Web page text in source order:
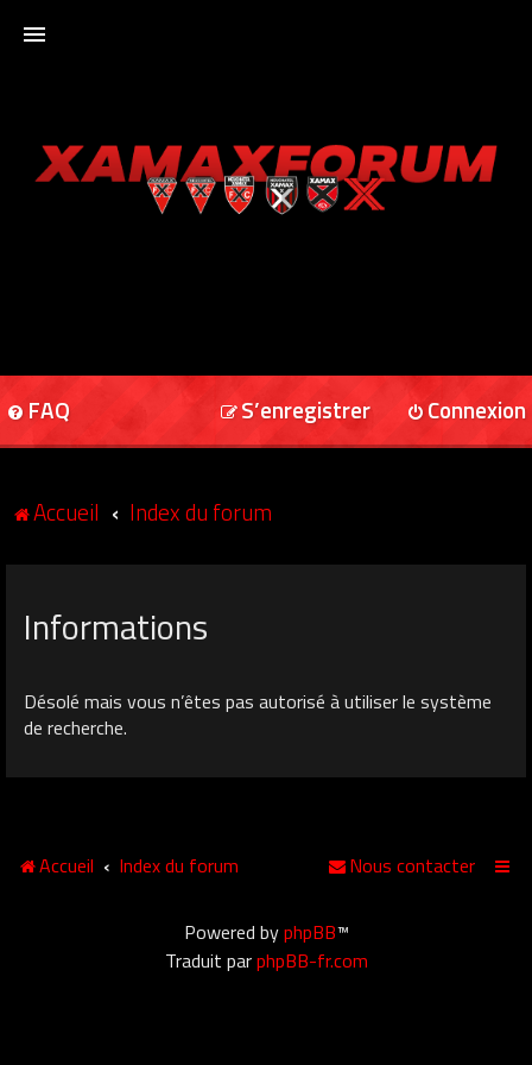
XAMAXFORUM
FAQ Connexion
S’enregistrer
Accueil Index du forum
Informations
Désolé mais vous n’êtes pas autorisé à utiliser le système
de recherche.
Accueil Index du forum Nous contacter
Powered byphpBB™
Traduit parphpBB-fr.com